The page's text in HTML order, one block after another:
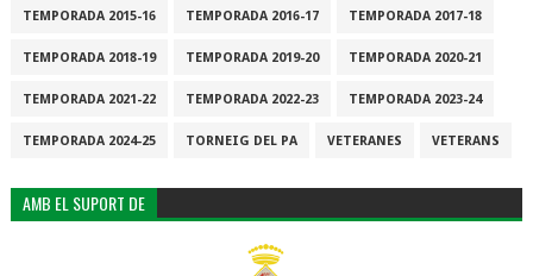
TEMPORADA 2015-16 TEMPORADA 2016-17 TEMPORADA 2017-18
TEMPORADA 2018-19 TEMPORADA 2019-20 TEMPORADA 2020-21
TEMPORADA 2021-22 TEMPORADA 2022-23 TEMPORADA 2023-24
TEMPORADA 2024-25 TORNEIG DEL PA VETERANES VETERANS
AMB EL SUPORT DE